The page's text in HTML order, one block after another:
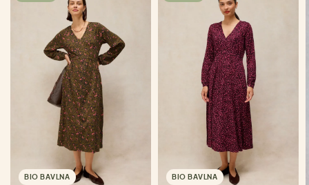
BIO BAVLNA BIO BAVLNA